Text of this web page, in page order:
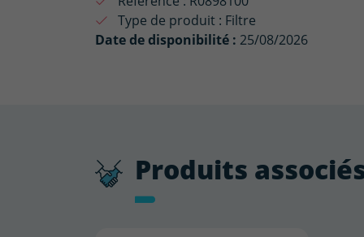
Type de produit : Filtre
Date de disponibilité : 25/08/2026
Produits